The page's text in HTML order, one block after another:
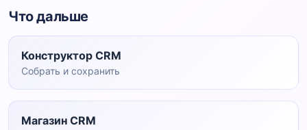
Что дальше
Конструктор CRM
Собрать и сохранить
Магазин CRM